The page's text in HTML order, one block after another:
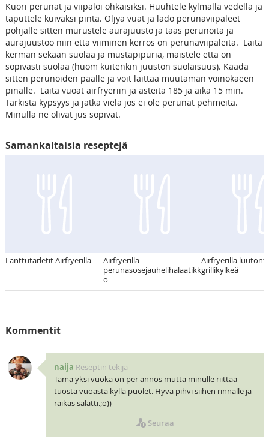
Kuori perunat ja viipaloi ohkaisiksi. Huuhtele kylmällä vedellä ja
taputtele kuivaksi pinta. Öljyä vuat ja lado perunaviipaleet
pohjalle sitten murustele aurajuusto ja taas perunoita ja
aurajuustoo niin että viiminen kerros on perunaviipaleita. Laita
kerman sekaan suolaa ja mustapipuria, maistele että on
sopivasti suolaa (huom kuitenkin juuston suolaisuus). Kaada
sitten perunoiden päälle ja voit laittaa muutaman voinokaeen
pinalle. Laita vuoat airfryeriin ja asteita 185 ja aika 15 min.
Tarkista kypsyys ja jatka vielä jos ei ole perunat pehmeitä.
Minulla ne olivat jus sopivat.
Samankaltaisia reseptejä
Lanttutarletit Airfryerillä
Airfryerillä
perunasosejauhelihalaatikk
o
Airfryerillä
grillikylkeä
Kommentit
naija Reseptin tekijä
Tämä yksi vuoka on per annos mutta minulle riittää
tuosta vuoasta kyllä puolet. Hyvä pihvi siihen rinnalle ja
raikas salatti.;o))
Seuraa